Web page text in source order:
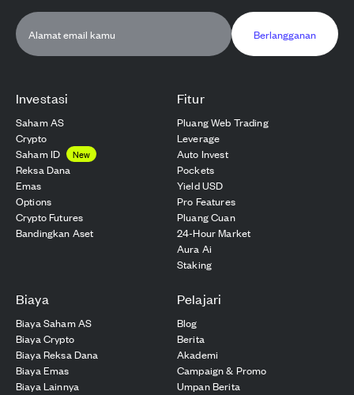
Investasi
Saham AS
Crypto
Saham ID
New
Reksa Dana
Emas
Options
Crypto Futures
Bandingkan Aset
Fitur
Pluang Web Trading
Leverage
Auto Invest
Pockets
Yield USD
Pro Features
Pluang Cuan
24-Hour Market
Aura Ai
Staking
Biaya
Biaya Saham AS
Biaya Crypto
Biaya Reksa Dana
Biaya Emas
Biaya Lainnya
Pelajari
Blog
Berita
Akademi
Campaign & Promo
Umpan Berita
Berlangganan